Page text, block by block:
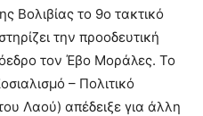
Βολιβίας το 9ο τακτικό
την προοδευτική
τον Έβο Μοράλες. Το
– Πολιτικό
Λαού) απέδειξε για άλλη